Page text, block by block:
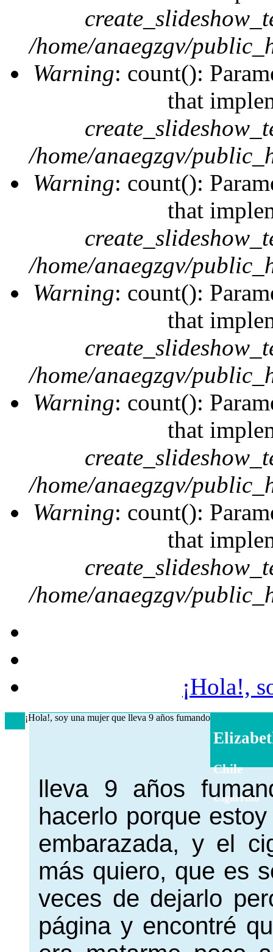
/home/anaegzgv/
Warning: count():
that
/home/anaegzgv/
Warning: count():
that
/home/anaegzgv/
Warning: count():
that
/home/anaegzgv/
Warning: count():
that
/home/anaegzgv/
Warning: count():
that
/home/anaegzgv/
¡Hola!,
¡Hola!, soy una mujer que lleva 9 años fumando
Chile
Cigarrillo
lleva 9 años
hacerlo porque
embarazada, y el
más quiero, que es
veces de dejarlo
página y encontré